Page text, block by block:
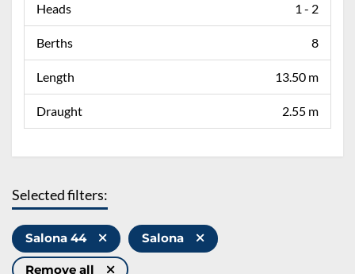
Heads 1 - 2
Berths 8
Length 13.50 m
Draught 2.55 m
Selected filters:
Salona 44 Salona
Remove all